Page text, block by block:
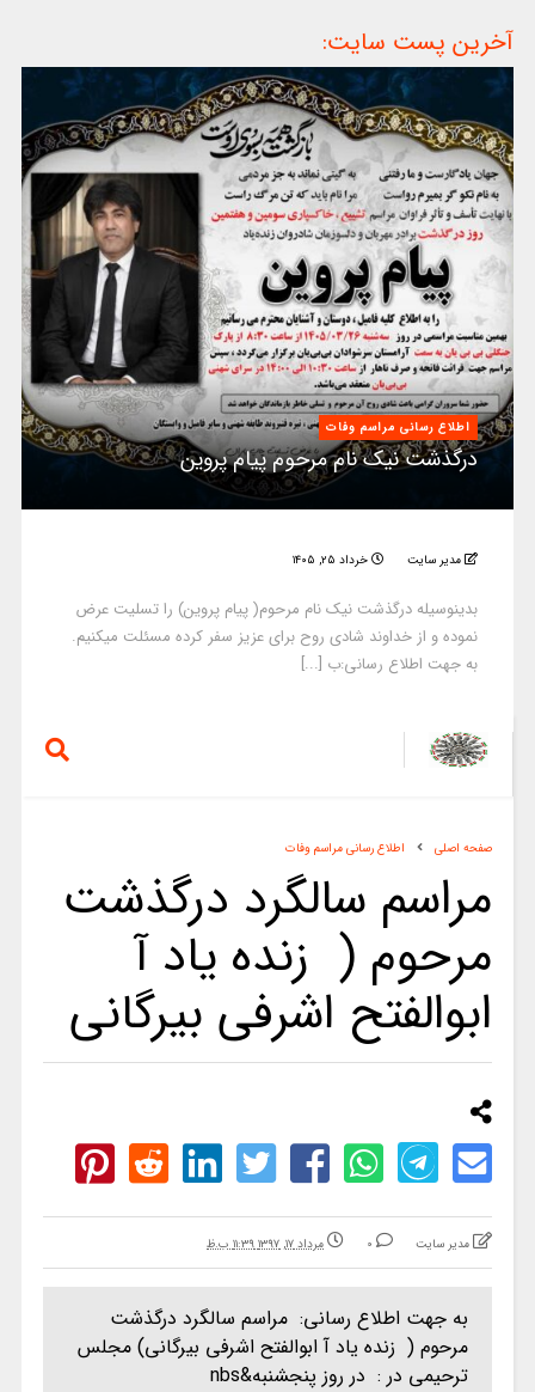
آخرین پست سایت:
اطلاع رسانی مراسم وفات
درگذشت نیک نام مرحوم پیام پروین
مدیر سایت خرداد ۲۵, ۱۴۰۵
بدینوسیله درگذشت نیک نام مرحوم( پیام پروین) را تسلیت عرض
نموده و از خداوند شادی روح برای عزیز سفر کرده مسئلت میکنیم.
به جهت اطلاع رسانی:ب [...]
صفحه اصلی اطلاع رسانی مراسم وفات
مراسم سالگرد درگذشت
مرحوم ( زنده یاد آ
ابوالفتح اشرفی بیرگانی
مدیر سایت 0 مرداد ۱۷, ۱۳۹۷ ۱۱:۳۹ ب.ظ
به جهت اطلاع رسانی: مراسم سالگرد درگذشت
مرحوم ( زنده یاد آ ابوالفتح اشرفی بیرگانی) مجلس
ترحیمی در : در روز پنجشنبه&nbs